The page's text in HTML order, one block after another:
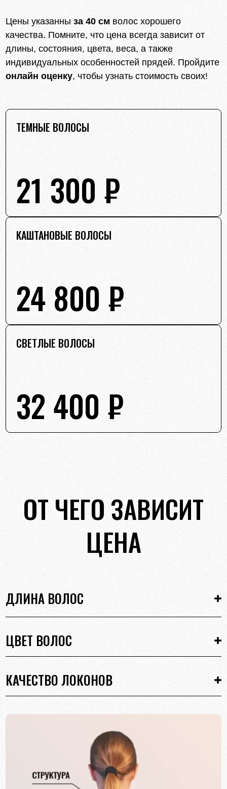
Цены указанныза 40 см волос хорошего
качества. Помните, что цена всегда зависит от
длины, состояния, цвета, веса, а также
индивидуальных особенностей прядей. Пройдите
онлайн оценку, чтобы узнать стоимость своих!
ТЕМНЫЕ ВОЛОСЫ
21 300 ₽
КАШТАНОВЫЕ ВОЛОСЫ
24 800 ₽
СВЕТЛЫЕ ВОЛОСЫ
32 400 ₽
ОТ ЧЕГО ЗАВИСИТ
ЦЕНА
ДЛИНА ВОЛОС
ЦВЕТ ВОЛОС
КАЧЕСТВО ЛОКОНОВ